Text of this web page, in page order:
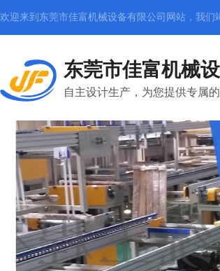
欢迎来到东莞市佳富机械设备有限公司网站，我们
东莞市佳富机械
自主设计生产，为您提供专属